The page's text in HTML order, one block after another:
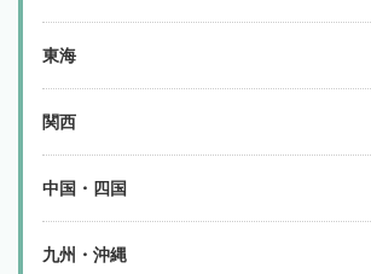
東海
関西
中国・四国
九州・沖縄